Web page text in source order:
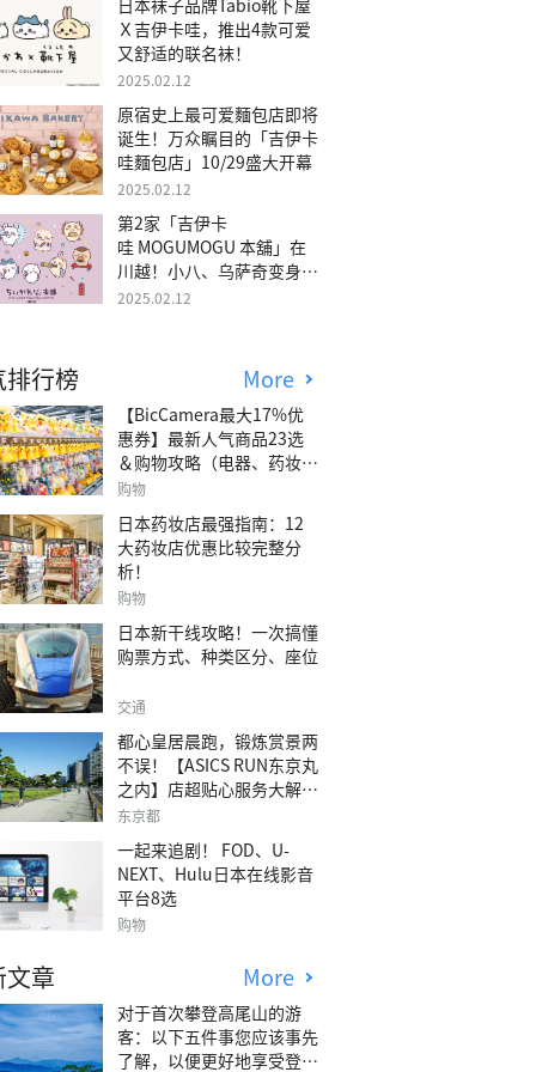
日本袜子品牌Tabio靴下屋
Ｘ吉伊卡哇，推出4款可爱
又舒适的联名袜！
2025.02.12
原宿史上最可爱麵包店即将
诞生！万众瞩目的「吉伊卡
哇麵包店」10/29盛大开幕
2025.02.12
第2家「吉伊卡
哇 MOGUMOGU 本舖」在
川越！小八、乌萨奇变身可
爱地瓜！
2025.02.12
行榜 More
【BicCamera最大17%优
惠券】最新人气商品23选
＆购物攻略（电器、药妆、
玩具等）
购物
日本药妆店最强指南：12
大药妆店优惠比较完整分
析！
购物
日本新干线攻略！一次搞懂
购票方式、种类区分、座位
交通
都心皇居晨跑，锻炼赏景两
不误！【ASICS RUN东京丸
之内】店超贴心服务大解
析！
东京都
一起来追剧！ FOD、U-
NEXT、Hulu日本在线影音
平台8选
购物
章 More
对于首次攀登高尾山的游
客：以下五件事您应该事先
了解，以便更好地享受登山